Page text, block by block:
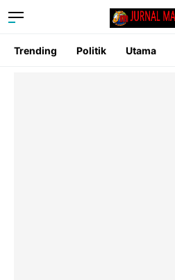
Trending Politik Utama